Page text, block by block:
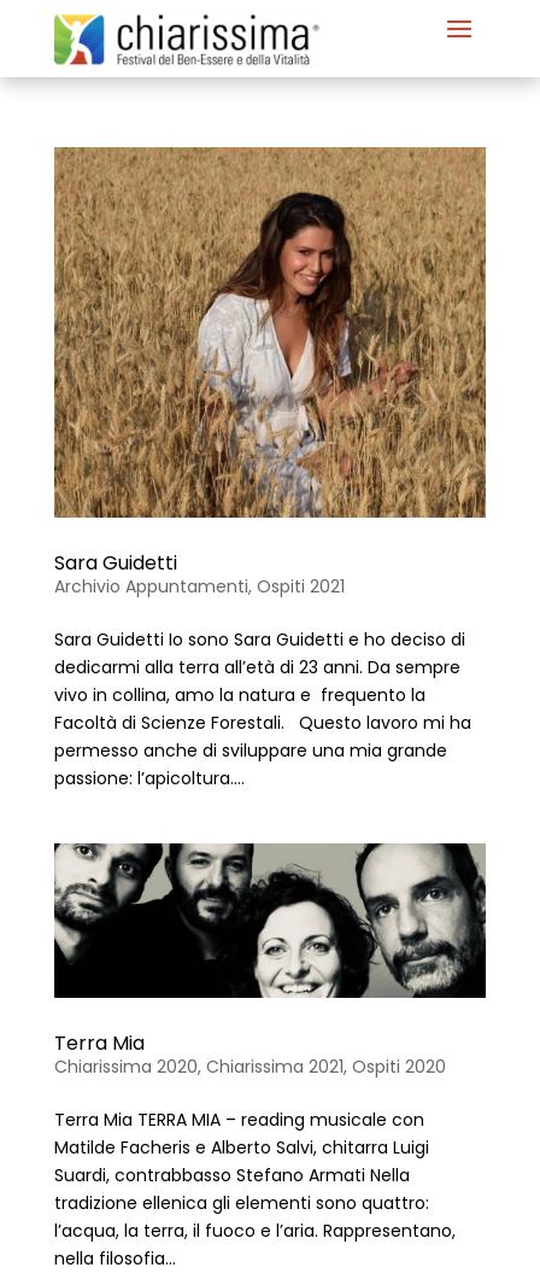
Sara Guidetti
Archivio Appuntamenti, Ospiti 2021
Sara Guidetti Io sono Sara Guidetti e ho deciso di
dedicarmi alla terra all’età di 23 anni. Da sempre
vivo in collina, amo la natura e frequento la
Facoltà di Scienze Forestali. Questo lavoro mi ha
permesso anche di sviluppare una mia grande
passione: l’apicoltura....
Terra Mia
Chiarissima 2020, Chiarissima 2021, Ospiti 2020
Terra Mia TERRA MIA – reading musicale con
Matilde Facheris e Alberto Salvi, chitarra Luigi
Suardi, contrabbasso Stefano Armati Nella
tradizione ellenica gli elementi sono quattro:
l’acqua, la terra, il fuoco e l’aria. Rappresentano,
nella filosofia...